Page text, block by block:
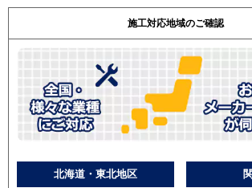
施工対応地域のご確認
北海道・東北地区